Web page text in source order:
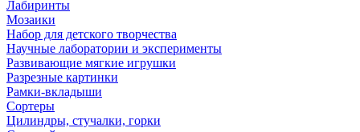
Лабиринты
Мозаики
Набор для детского творчества
Научные лаборатории и эксперименты
Развивающие мягкие игрушки
Разрезные картинки
Рамки-вкладыши
Сортеры
Цилиндры, стучалки, горки